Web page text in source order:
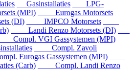
Gasinstallaties
LPG-
(MPI)
Eurogas Motorsets
(DI)
IMPCO Motorsets
Landi Renzo Motorsets (DI)
Compl. VGI Gassystemen (MPI)
Compl. Zavoli
Eurogas Gassystemen (MPI)
(Carb)
Compl. Landi Renzo